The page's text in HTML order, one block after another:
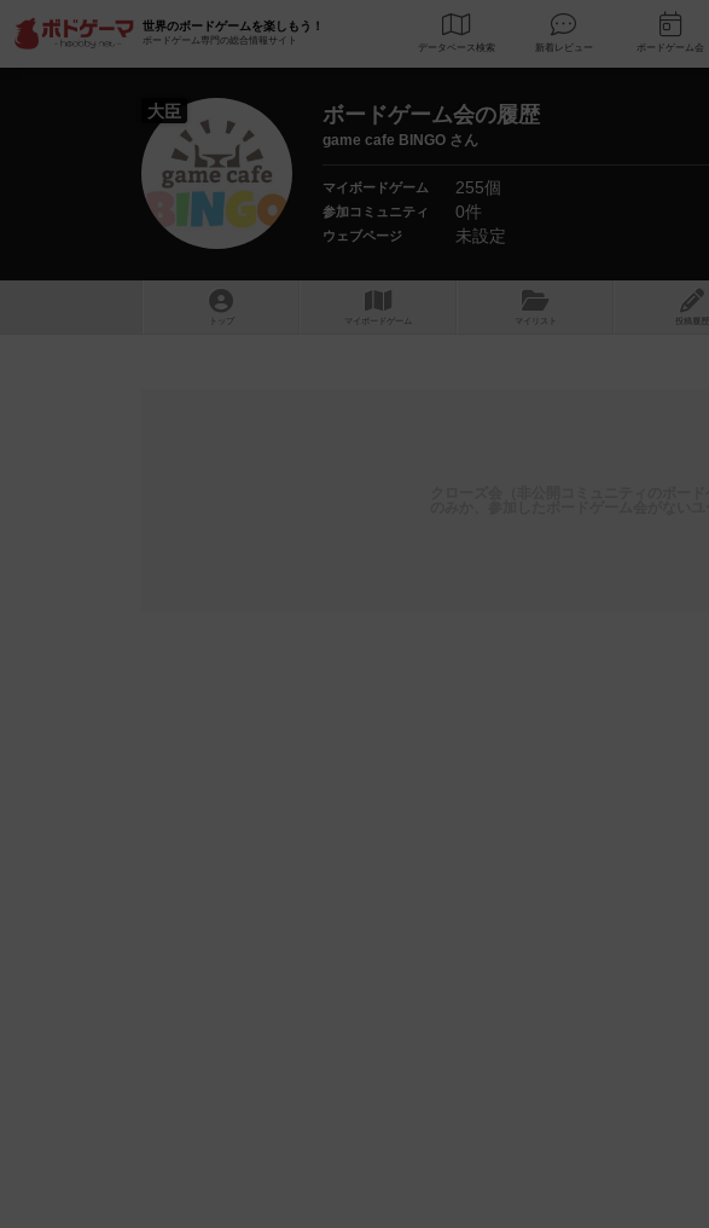
世界のボードゲームを楽しもう！
ボードゲーム専門の総合情報サイト
データベース 検索 新着レビュー
大臣 ボードゲーム会の履歴
game cafe BINGO さん
マイボードゲーム 255個
参加コミュニティ 0件
ウェブページ 未設定
トップ マイボードゲーム マイリスト 投稿履歴